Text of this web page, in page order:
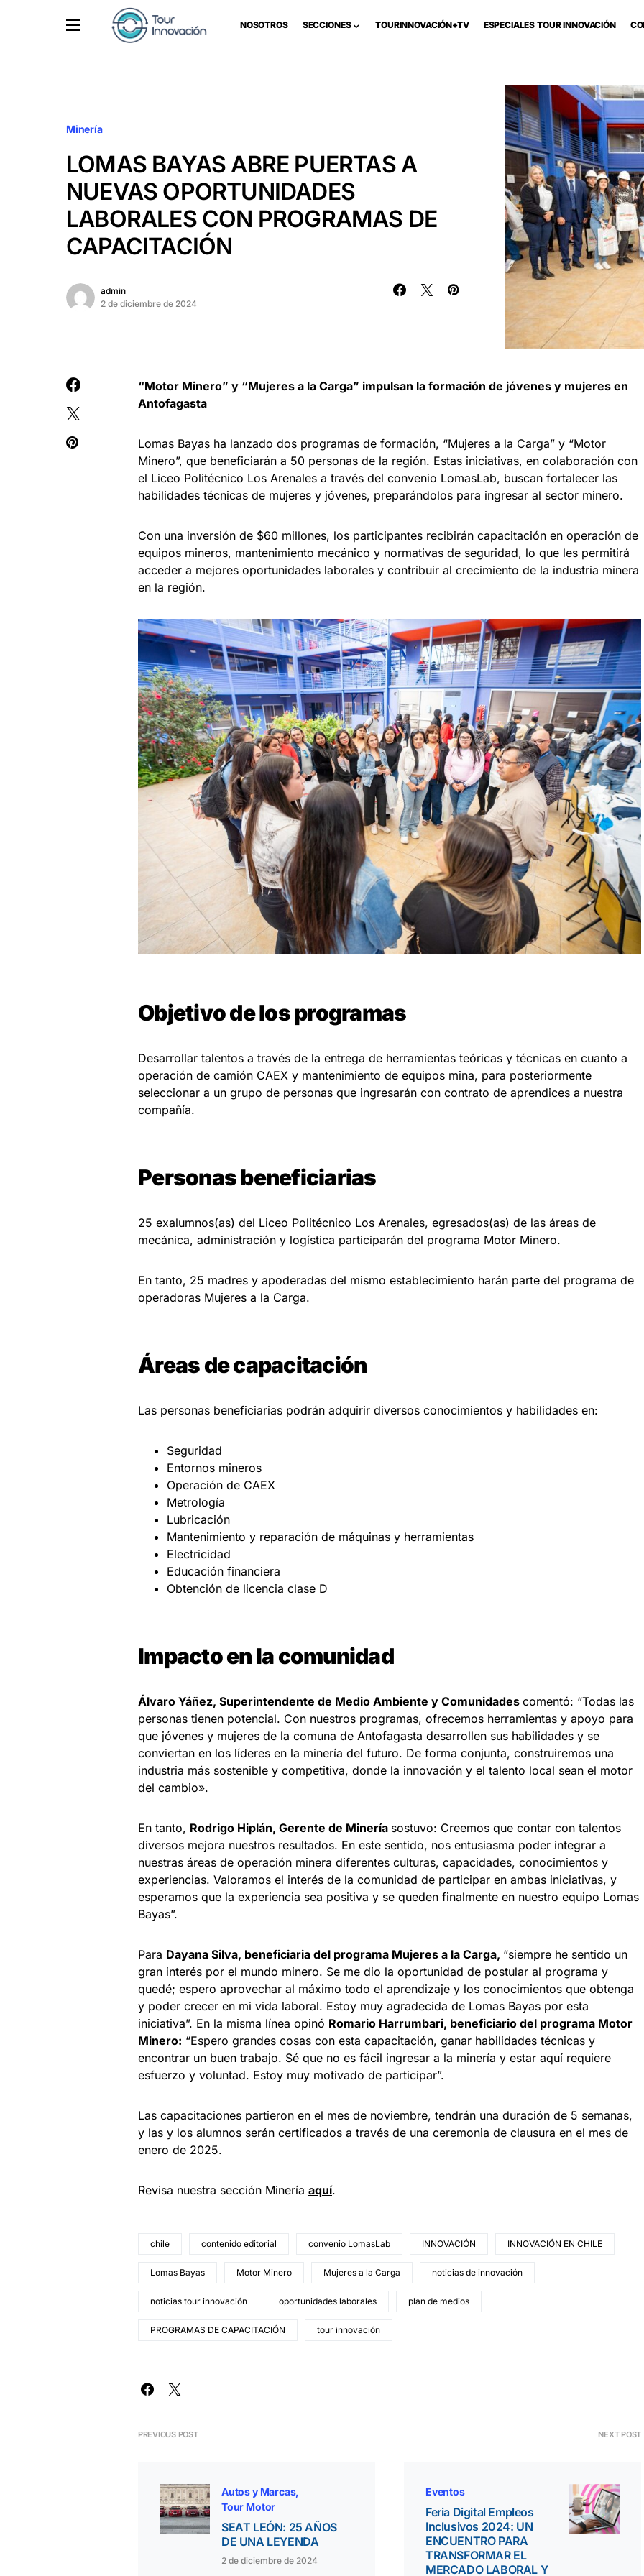
NOSOTROS SECCIONES TOURINNOVACIÓN+TV ESPECIALES TOUR INNOVACIÓN
Minería
LOMAS BAYAS ABRE PUERTAS A
NUEVAS OPORTUNIDADES
LABORALES CON PROGRAMAS DE
CAPACITACIÓN
admin
2 de diciembre de 2024
“Motor Minero” y “Mujeres a la Carga” impulsan la formación de jóvenes y mujeres en
Antofagasta
Lomas Bayas ha lanzado dos programas de formación, “Mujeres a la Carga” y “Motor
Minero”, que beneficiarán a 50 personas de la región. Estas iniciativas, en colaboración con
el Liceo Politécnico Los Arenales a través del convenio LomasLab, buscan fortalecer las
habilidades técnicas de mujeres y jóvenes, preparándolos para ingresar al sector minero.
Con una inversión de $60 millones, los participantes recibirán capacitación en operación de
equipos mineros, mantenimiento mecánico y normativas de seguridad, lo que les permitirá
acceder a mejores oportunidades laborales y contribuir al crecimiento de la industria minera
en la región.
Objetivo de los programas
Desarrollar talentos a través de la entrega de herramientas teóricas y técnicas en cuanto a
operación de camión CAEX y mantenimiento de equipos mina, para posteriormente
seleccionar a un grupo de personas que ingresarán con contrato de aprendices a nuestra
compañía.
Personas beneficiarias
25 exalumnos(as) del Liceo Politécnico Los Arenales, egresados(as) de las áreas de
mecánica, administración y logística participarán del programa Motor Minero.
En tanto, 25 madres y apoderadas del mismo establecimiento harán parte del programa de
operadoras Mujeres a la Carga.
Áreas de capacitación
Las personas beneficiarias podrán adquirir diversos conocimientos y habilidades en:
Seguridad
Entornos mineros
Operación de CAEX
Metrología
Lubricación
Mantenimiento y reparación de máquinas y herramientas
Electricidad
Educación financiera
Obtención de licencia clase D
Impacto en la comunidad
Álvaro Yáñez, Superintendente de Medio Ambiente y Comunidades comentó: “Todas las
personas tienen potencial. Con nuestros programas, ofrecemos herramientas y apoyo para
que jóvenes y mujeres de la comuna de Antofagasta desarrollen sus habilidades y se
conviertan en los líderes en la minería del futuro. De forma conjunta, construiremos una
industria más sostenible y competitiva, donde la innovación y el talento local sean el motor
del cambio».
En tanto, Rodrigo Hiplán, Gerente de Minería sostuvo: Creemos que contar con talentos
diversos mejora nuestros resultados. En este sentido, nos entusiasma poder integrar a
nuestras áreas de operación minera diferentes culturas, capacidades, conocimientos y
experiencias. Valoramos el interés de la comunidad de participar en ambas iniciativas, y
esperamos que la experiencia sea positiva y se queden finalmente en nuestro equipo Lomas
Bayas”.
Para Dayana Silva, beneficiaria del programa Mujeres a la Carga, “siempre he sentido un
gran interés por el mundo minero. Se me dio la oportunidad de postular al programa y
quedé; espero aprovechar al máximo todo el aprendizaje y los conocimientos que obtenga
y poder crecer en mi vida laboral. Estoy muy agradecida de Lomas Bayas por esta
iniciativa”. En la misma línea opinó Romario Harrumbari, beneficiario del programa Motor
Minero: “Espero grandes cosas con esta capacitación, ganar habilidades técnicas y
encontrar un buen trabajo. Sé que no es fácil ingresar a la minería y estar aquí requiere
esfuerzo y voluntad. Estoy muy motivado de participar”.
Las capacitaciones partieron en el mes de noviembre, tendrán una duración de 5 semanas,
y las y los alumnos serán certificados a través de una ceremonia de clausura en el mes de
enero de 2025.
Revisa nuestra sección Minería aquí.
chile contenido editorial convenio LomasLab INNOVACIÓN INNOVACIÓN EN CHILE
Lomas Bayas Motor Minero Mujeres a la Carga noticias de innovación
noticias tour innovación oportunidades laborales plan de medios
PROGRAMAS DE CAPACITACIÓN tour innovación
PREVIOUS POST
Autos y Marcas
Tour Motor
SEAT LEÓN: 25 AÑOS
DE UNA LEYENDA
2 de diciembre de 2024
NEXT POST
Eventos
Feria Digital Empleos
Inclusivos 2024: UN
ENCUENTRO PARA
TRANSFORMAR EL
MERCADO LABORAL Y